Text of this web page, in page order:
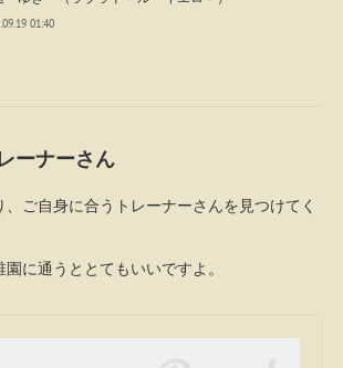
01:40
ーナーさん
ご自身に合うトレーナーさんを見つけてく
に通うととてもいいですよ。